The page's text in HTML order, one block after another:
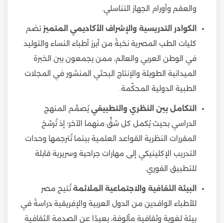
والعقم وأورام الجهاز التناسلي.
الكوادر التدريسية والإشراف الأكاديمي المتميز تضم
كليات الطب المصرية نخبةً من أبرز أطباء النساء والتوليد
في الوطن العربي والعالم، ممن يجمعون بين الخبرة
الميدانية الطويلة والإنتاج البحثي المنشور في المجلات
الطبية الدولية المحكّمة.
التكامل بين النظري والتطبيقييُصمَّم المنهج
الدراسي بحيث يُكمل كل شقٍّ منهما الآخر؛ إذ تُرسّخ
المقررات النظرية القواعد العلمية بينما تُترجمها وحدات
التدريب الإكلينيكي إلى مهارات جراحية وسريرية قابلة
للتطبيق الفوري.
البيئة الثقافية والاجتماعية الملائمةتُتيح مصر
للأطباء الوافدين من الدول العربية والإفريقية دراسةً في
بيئة لغوية وثقافية مألوفة، بعيدًا عن الصدمة الثقافية